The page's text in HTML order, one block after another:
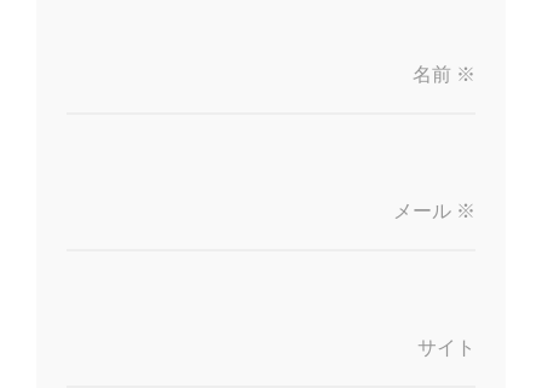
名前 ※
メール ※
サイト